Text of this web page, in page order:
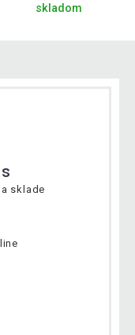
skladom
sklade